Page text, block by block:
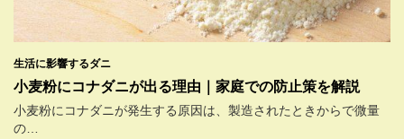
生活に影響するダニ
小麦粉にコナダニが出る理由｜家庭での防止策を解説
小麦粉にコナダニが発生する原因は、製造されたときからで微量
の…